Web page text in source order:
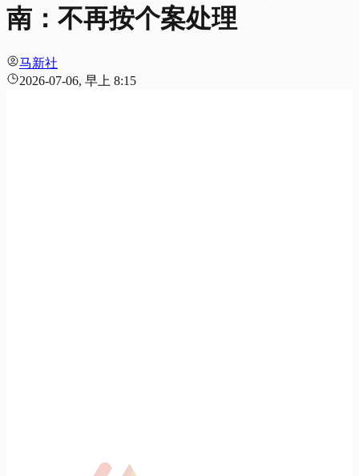
南：不再按个案处理
马新社
2026-07-06, 早上 8:15